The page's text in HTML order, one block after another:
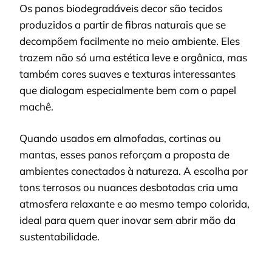
Os panos biodegradáveis decor são tecidos
produzidos a partir de fibras naturais que se
decompõem facilmente no meio ambiente. Eles
trazem não só uma estética leve e orgânica, mas
também cores suaves e texturas interessantes
que dialogam especialmente bem com o papel
machê.
Quando usados em almofadas, cortinas ou
mantas, esses panos reforçam a proposta de
ambientes conectados à natureza. A escolha por
tons terrosos ou nuances desbotadas cria uma
atmosfera relaxante e ao mesmo tempo colorida,
ideal para quem quer inovar sem abrir mão da
sustentabilidade.